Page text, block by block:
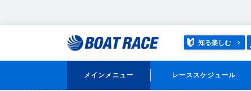
知る楽しむ
メインメニュー レーススケジュール